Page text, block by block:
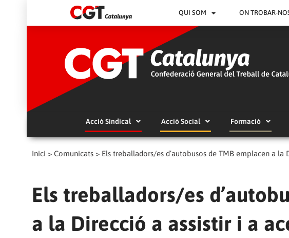
QUI SOM ON TROBAR-
Acció Sindical Acció Social Formació
Inici > Comunicats > Els treballadors/es d’autobusos de TMB emplacen a
Els treballadors/es
a la Direcció a assistir i a